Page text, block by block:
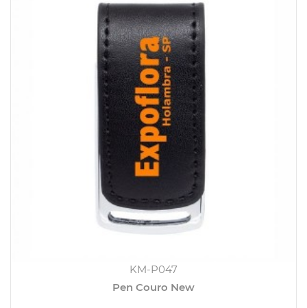
KM-P047
Pen Couro New